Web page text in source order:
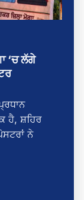
‘ਚ ਲੱਗੇ
ਹੈ, ਸ਼ਹਿਰ
ਨੇ